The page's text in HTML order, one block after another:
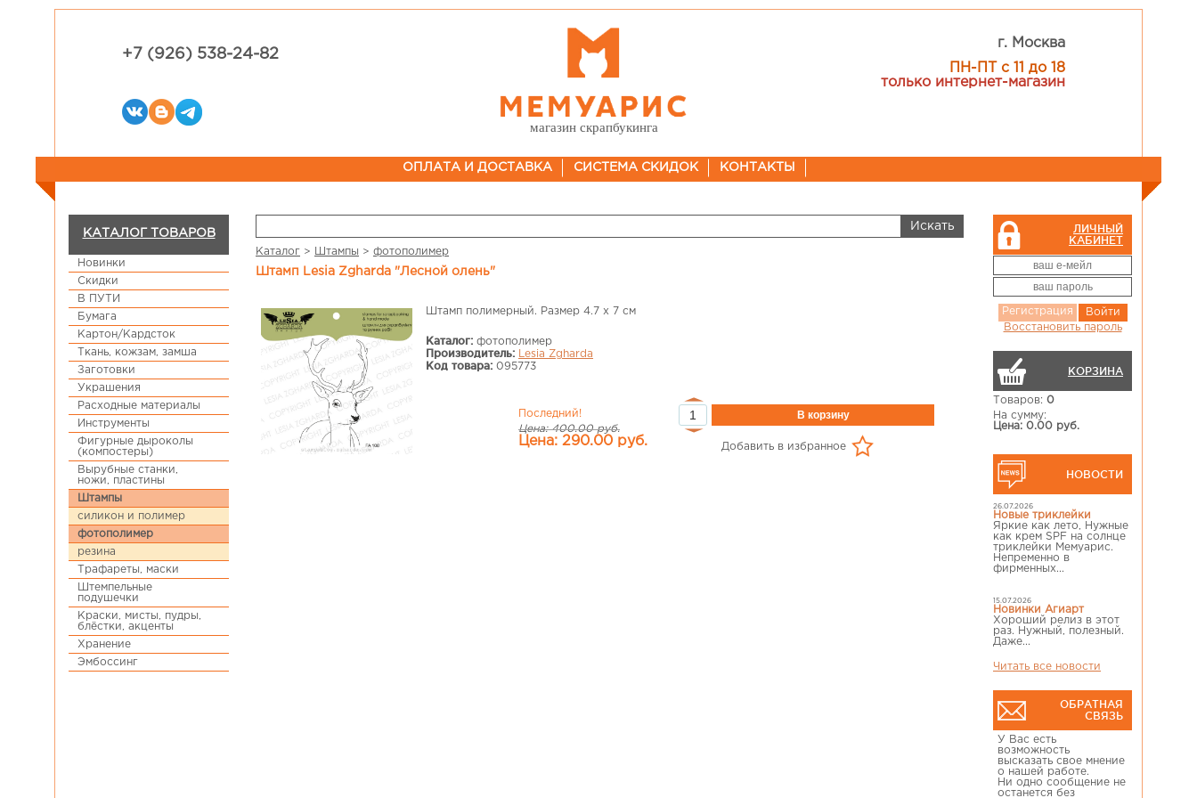
+7 (926) 538-24-82
магазин скрапбукинга
г. Москва
ПН-ПТ с 11 до 18
только интернет-магазин
ОПЛАТА И ДОСТАВКА СИСТЕМА СКИДОК КОНТАКТЫ
КАТАЛОГ ТОВАРОВ
Новинки
Скидки
В ПУТИ
Бумага
Картон/Кардсток
Ткань, кожзам, замша
Заготовки
Украшения
Расходные материалы
Инструменты
Фигурные дыроколы
(компостеры)
Вырубные станки,
ножи, пластины
Штампы
силикон и полимер
фотополимер
резина
Трафареты, маски
Штемпельные
подушечки
Краски, мисты, пудры,
блёстки, акценты
Хранение
Эмбоссинг
ЛИЧНЫЙ
КАБИНЕТ
Регистрация
Войти
Восстановить пароль
КОРЗИНА
Товаров: 0
На сумму:
Цена: 0.00 руб.
НОВОСТИ
26.07.2026
Новые триклейки
Яркие как лето, Нужные
как крем SPF на солнце
триклейки Мемуарис.
Непременно в
фирменных...
15.07.2026
Новинки Агиарт
Хороший релиз в этот
раз. Нужный, полезный.
Даже...
Читать все новости
ОБРАТНАЯ
СВЯЗЬ
У Вас есть
возможность
высказать свое мнение
о нашей работе.
Ни одно сообщение не
останется без
Каталог > Штампы > фотополимер
Штамп Lesia Zgharda "Лесной олень"
Штамп полимерный. Размер 4.7 х 7 см
Каталог: фотополимер
Производитель: Lesia Zgharda
Код товара: 095773
Последний!
Цена: 400.00 руб.
Цена: 290.00 руб. Добавить в избранное